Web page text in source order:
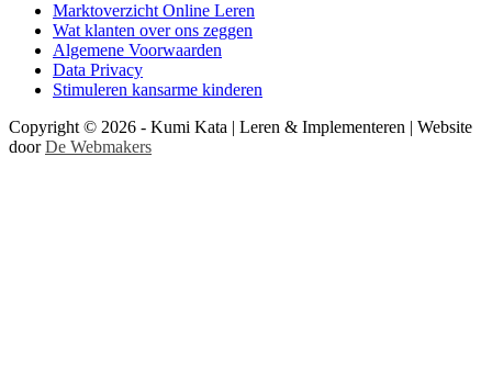
Marktoverzicht Online Leren
Wat klanten over ons zeggen
Algemene Voorwaarden
Data Privacy
Stimuleren kansarme kinderen
Copyright © 2026 - Kumi Kata | Leren & Implementeren | Website
doorDe Webmakers